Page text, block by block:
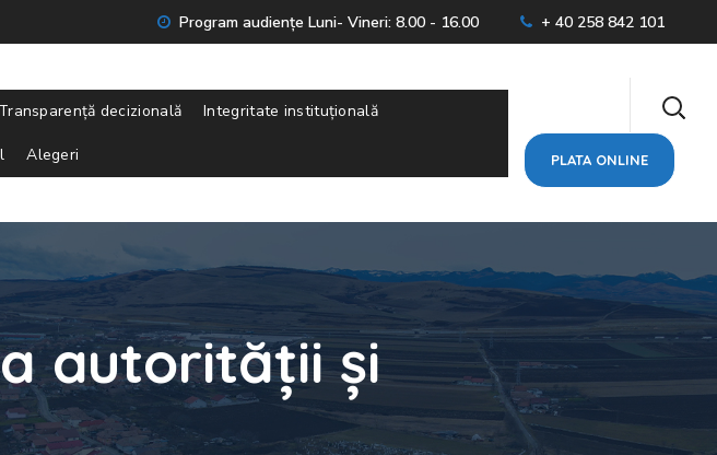
Program audienţe Luni- Vineri: 8.00 - 16.00 + 40 258 842 101
Transparență decizională Integritate instituțională
Alegeri PLATA ONLINE
autorității și